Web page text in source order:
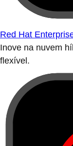
Red Hat
Inove na nuvem
flexível.